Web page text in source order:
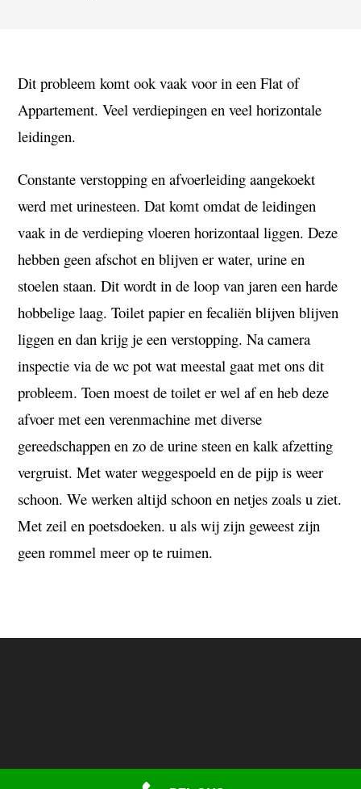
Dit probleem komt ook vaak voor in een Flat of
Appartement.Veel verdiepingen en veel horizontale
leidingen.
Constante verstopping en afvoerleiding aangekoekt
werd met urinesteen.Dat komt omdat de leidingen
vaak in de verdieping vloeren horizontaal liggen.Deze
hebben geen afschot en blijven er water, urine en
stoelen staan.Dit wordt in de loop van jaren een harde
hobbelige laag.Toilet papier en fecaliën blijven blijven
liggen en dan krijg je een verstopping.Na camera
inspectie via de wc pot wat meestal gaat met ons dit
probleem.Toen moest de toilet er wel af en heb deze
afvoer met een verenmachine met diverse
gereedschappen en zo de urine steen en kalk afzetting
vergruist.Met water weggespoeld en de pijp is weer
schoon.We werken altijd schoon en netjes zoals u ziet.
Met zeil en poetsdoeken.u als wij zijn geweest zijn
geen rommel meer op te ruimen.